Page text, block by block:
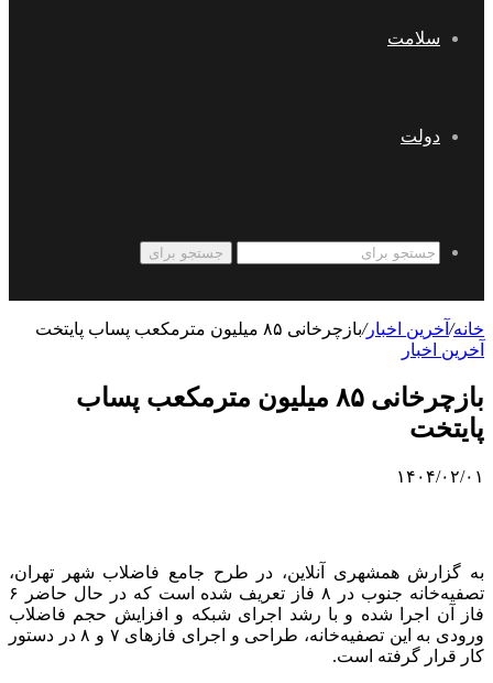
سلامت
دولت
جستجو برای
خانه/ آخرین اخبار/بازچرخانی ۸۵ میلیون مترمکعب پساب پایتخت
آخرین اخبار
بازچرخانی ۸۵ میلیون مترمکعب پساب
پایتخت
۱۴۰۴/۰۲/۰۱
به گزارش همشهری آنلاین، در طرح جامع فاضلاب شهر تهران،
تصفیه‌خانه جنوب در ۸ فاز تعریف شده است که در حال حاضر ۶
فاز آن اجرا شده و با رشد اجرای شبکه و افزایش حجم فاضلاب
ورودی به این تصفیه‌خانه، طراحی و اجرای فازهای ۷ و ۸ در دستور
کار قرار گرفته است.